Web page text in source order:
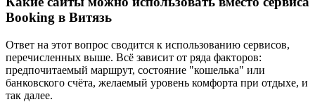
Booking в Витязь
Ответ на этот вопрос сводится к использованию сервисов,
перечисленных выше. Всё зависит от ряда факторов:
предпочитаемый маршрут, состояние "кошелька" или
банковского счёта, желаемый уровень комфорта при отдыхе, и
так далее.